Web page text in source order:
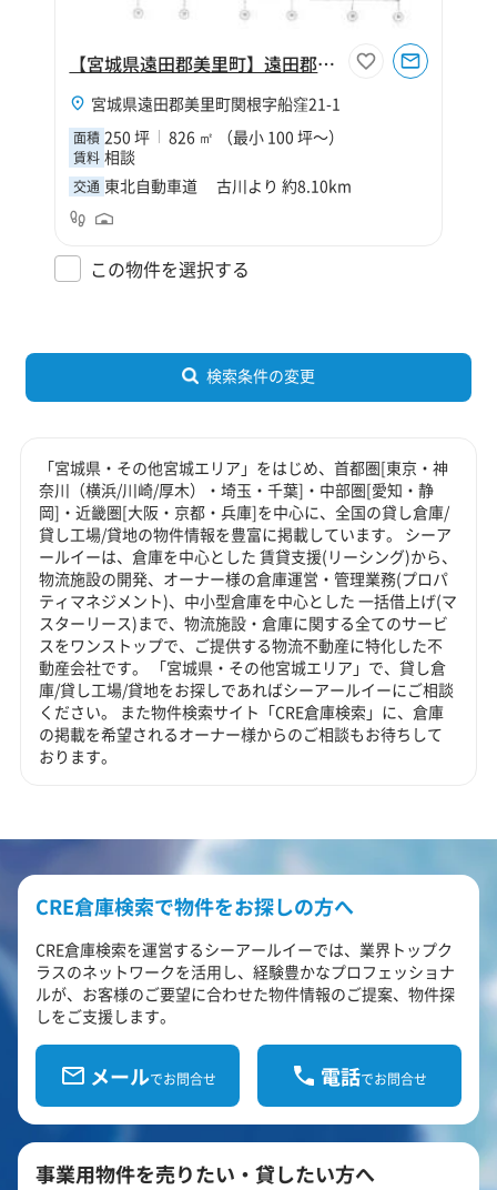
【宮城県遠田郡美里町】遠田郡美里町関根字船窪倉庫【寄託】
宮城県遠田郡美里町関根字船窪21-1
面積 250 坪 826 ㎡ （最小 100 坪～）
賃料 相談
交通 東北自動車道 古川より 約8.10km
この物件を選択する
検索条件の変更
「宮城県・その他宮城エリア」をはじめ、首都圏[東京・神
奈川（横浜/川崎/厚木）・埼玉・千葉]・中部圏[愛知・静
岡]・近畿圏[大阪・京都・兵庫]を中心に、全国の貸し倉庫/
貸し工場/貸地の物件情報を豊富に掲載しています。 シーア
ールイーは、倉庫を中心とした 賃貸支援(リーシング)から、
物流施設の開発、オーナー様の倉庫運営・管理業務(プロパ
ティマネジメント)、中小型倉庫を中心とした 一括借上げ(マ
スターリース)まで、物流施設・倉庫に関する全てのサービ
スをワンストップで、ご提供する物流不動産に特化した不
動産会社です。 「宮城県・その他宮城エリア」で、貸し倉
庫/貸し工場/貸地をお探しであればシーアールイーにご相談
ください。 また物件検索サイト「CRE倉庫検索」に、倉庫
の掲載を希望されるオーナー様からのご相談もお待ちして
おります。
CRE倉庫検索で物件をお探しの方へ
CRE倉庫検索を運営するシーアールイーでは、業界トップク
ラスのネットワークを活用し、経験豊かなプロフェッショナ
ルが、お客様のご要望に合わせた物件情報のご提案、物件探
しをご支援します。
メールでお問合せ 電話でお問合せ
事業用物件を売りたい・貸したい方へ